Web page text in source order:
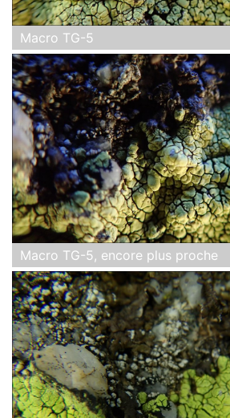
Macro TG-5
Macro TG-5, encore plus proche